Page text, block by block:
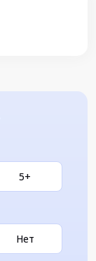
5+
Нет